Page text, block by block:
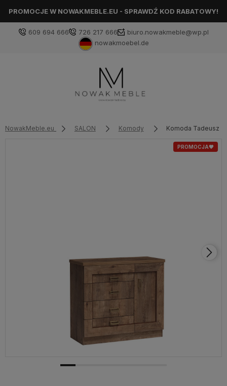
PROMOCJE W NOWAKMEBLE.EU - SPRAWDŹ KOD RABATOWY!
609 694 666 726 217 666
biuro.nowakmeble@wp.pl
nowakmoebel.de
NowakMeble.eu SALON Komody Komoda Tadeusz
PROMOCJA🖤